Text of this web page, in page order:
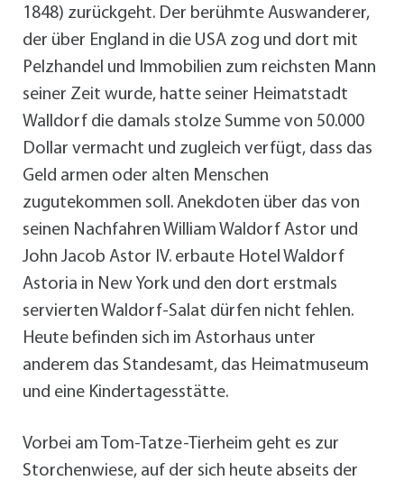
1848) zurückgeht. Der berühmte Auswanderer,
der über England in die USA zog und dort mit
Pelzhandel und Immobilien zum reichsten Mann
seiner Zeit wurde, hatte seiner Heimatstadt
Walldorf die damals stolze Summe von 50.000
Dollar vermacht und zugleich verfügt, dass das
Geld armen oder alten Menschen
zugutekommen soll. Anekdoten über das von
seinen Nachfahren William Waldorf Astor und
John Jacob Astor IV. erbaute Hotel Waldorf
Astoria in New York und den dort erstmals
servierten Waldorf-Salat dürfen nicht fehlen.
Heute befinden sich im Astorhaus unter
anderem das Standesamt, das Heimatmuseum
und eine Kindertagesstätte.
Vorbei am Tom-Tatze-Tierheim geht es zur
Storchenwiese, auf der sich heute abseits der